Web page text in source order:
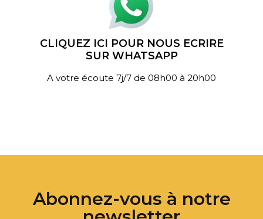
CLIQUEZ ICI POUR NOUS ECRIRE
SUR WHATSAPP
A votre écoute 7j/7 de 08h00 à 20h00
Abonnez-vous à notre